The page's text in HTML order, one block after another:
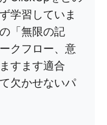
学習していま
「無限の記
クフロー、意
すます適合
欠かせないパ